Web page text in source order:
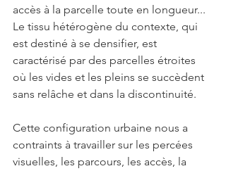
accès à la parcelle toute en longueur...
Le tissu hétérogène du contexte, qui
est destiné à se densifier, est
caractérisé par des parcelles étroites
où les vides et les pleins se succèdent
sans relâche et dans la discontinuité.
Cette configuration urbaine nous a
contraints à travailler sur les percées
visuelles, les parcours, les accès, la